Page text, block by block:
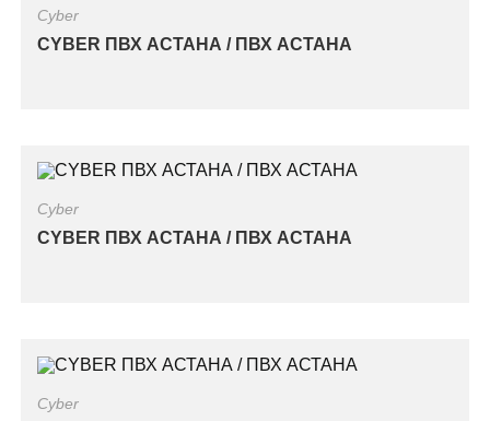
Cyber
CYBER ПВХ АСТАНА / ПВХ АСТАНА
Cyber
CYBER ПВХ АСТАНА / ПВХ АСТАНА
Cyber